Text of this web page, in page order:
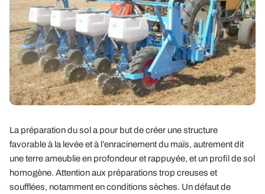
La préparation du sol a pour but de créer une structure
favorable à la levée et à l’enracinement du maïs, autrement dit
une terre ameublie en profondeur et rappuyée, et un profil de sol
homogène. Attention aux préparations trop creuses et
soufflées, notamment en conditions sèches. Un défaut de